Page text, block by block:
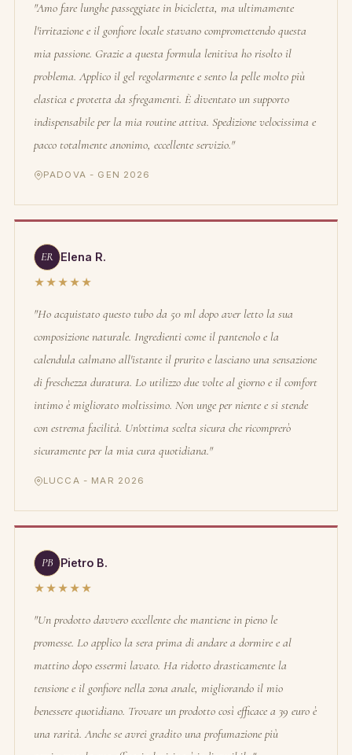
"Amo fare lunghe passeggiate in bicicletta, ma ultimamente
l'irritazione e il gonfiore locale stavano compromettendo questa
mia passione. Grazie a questa formula lenitiva ho risolto il
problema. Applico il gel regolarmente e sento la pelle molto più
elastica e protetta da sfregamenti. È diventato un supporto
indispensabile per la mia routine attiva. Spedizione velocissima e
pacco totalmente anonimo, eccellente servizio."
PADOVA - GEN 2026
ER Elena R.
★★★★★
"Ho acquistato questo tubo da 50 ml dopo aver letto la sua
composizione naturale. Ingredienti come il pantenolo e la
calendula calmano all'istante il prurito e lasciano una sensazione
di freschezza duratura. Lo utilizzo due volte al giorno e il comfort
intimo è migliorato moltissimo. Non unge per niente e si stende
con estrema facilità. Un'ottima scelta sicura che ricomprerò
sicuramente per la mia cura quotidiana."
LUCCA - MAR 2026
PB Pietro B.
★★★★★
"Un prodotto davvero eccellente che mantiene in pieno le
promesse. Lo applico la sera prima di andare a dormire e al
mattino dopo essermi lavato. Ha ridotto drasticamente la
tensione e il gonfiore nella zona anale, migliorando il mio
benessere quotidiano. Trovare un prodotto così efficace a 39 euro è
una rarità. Anche se avrei gradito una profumazione più